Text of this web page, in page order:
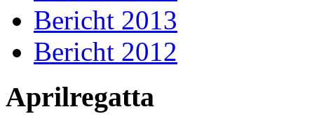
Bericht 2013
Bericht 2012
Aprilregatta